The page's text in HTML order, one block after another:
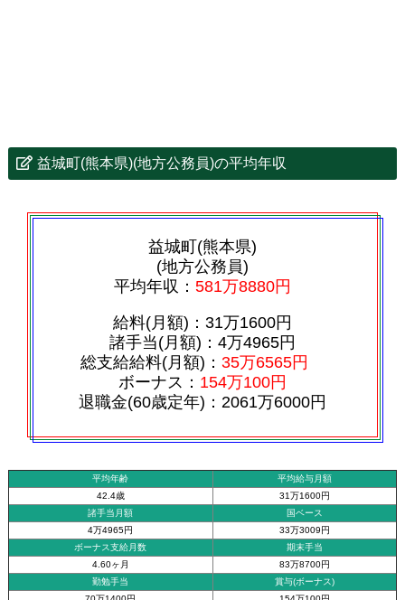
益城町(熊本県)(地方公務員)の平均年収
益城町(熊本県)
(地方公務員)
平均年収： 581万8880円
給料(月額)：31万1600円
諸手当(月額)：4万4965円
総支給給料(月額)： 35万6565円
ボーナス： 154万100円
退職金(60歳定年)：2061万6000円
平均年齢
平均給与月額
42.4歳
31万1600円
諸手当月額
国ベース
4万4965円
33万3009円
ボーナス支給月数
期末手当
4.60ヶ月
83万8700円
勤勉手当
賞与(ボーナス)